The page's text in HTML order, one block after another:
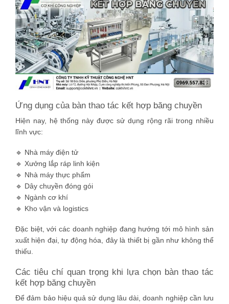
Ứng dụng của bàn thao tác kết hợp băng chuyền
Hiện nay, hệ thống này được sử dụng rộng rãi trong nhiều
lĩnh vực:
🔹 Nhà máy điện tử
🔹 Xưởng lắp ráp linh kiện
🔹 Nhà máy thực phẩm
🔹 Dây chuyền đóng gói
🔹 Ngành cơ khí
🔹 Kho vận và logistics
Đặc biệt, với các doanh nghiệp đang hướng tới mô hình sản
xuất hiện đại, tự động hóa, đây là thiết bị gần như không thể
thiếu.
Các tiêu chí quan trọng khi lựa chọn bàn thao tác
kết hợp băng chuyền
Để đảm bảo hiệu quả sử dụng lâu dài, doanh nghiệp cần lưu